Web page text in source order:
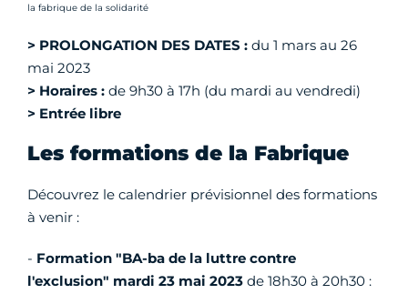
Crédit photo :
la fabrique de la solidarité
> PROLONGATION DES DATES : du 1 mars au 26
mai 2023
> Horaires : de 9h30 à 17h (du mardi au vendredi)
> Entrée libre
Les formations de la Fabrique
Découvrez le calendrier prévisionnel des formations
à venir :
- Formation "BA-ba de la luttre contre
l'exclusion" mardi 23 mai 2023 de 18h30 à 20h30 :